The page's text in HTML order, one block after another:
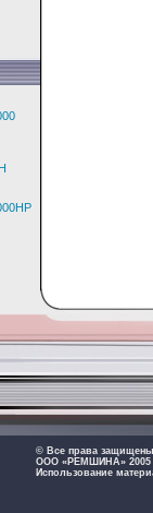
© Все права защищены
ООО «РЕМШИНА» 2005
Использование